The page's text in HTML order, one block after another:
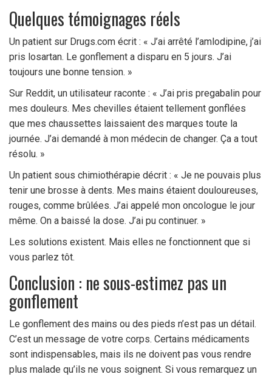
Quelques témoignages réels
Un patient sur Drugs.com écrit : « J’ai arrêté l’amlodipine, j’ai
pris losartan. Le gonflement a disparu en 5 jours. J’ai
toujours une bonne tension. »
Sur Reddit, un utilisateur raconte : « J’ai pris pregabalin pour
mes douleurs. Mes chevilles étaient tellement gonflées
que mes chaussettes laissaient des marques toute la
journée. J’ai demandé à mon médecin de changer. Ça a tout
résolu. »
Un patient sous chimiothérapie décrit : « Je ne pouvais plus
tenir une brosse à dents. Mes mains étaient douloureuses,
rouges, comme brûlées. J’ai appelé mon oncologue le jour
même. On a baissé la dose. J’ai pu continuer. »
Les solutions existent. Mais elles ne fonctionnent que si
vous parlez tôt.
Conclusion : ne sous-estimez pas un
gonflement
Le gonflement des mains ou des pieds n’est pas un détail.
C’est un message de votre corps. Certains médicaments
sont indispensables, mais ils ne doivent pas vous rendre
plus malade qu’ils ne vous soignent. Si vous remarquez un